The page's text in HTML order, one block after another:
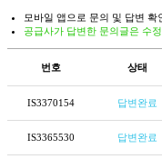
모바일 앱으로 문의 및 답변 확
공급사가 답변한 문의글은 수
번호 상태
IS3370154 답변완료
IS3365530 답변완료